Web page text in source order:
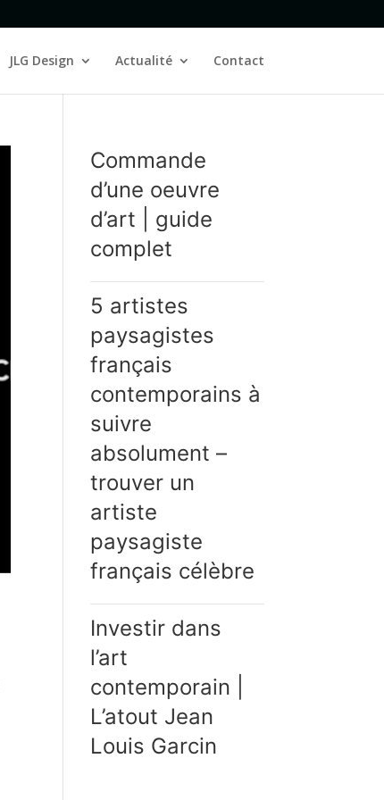
JLG Design Actualité Contact
Commande
d’une oeuvre
d’art | guide
complet
5 artistes
paysagistes
français
contemporains à
suivre
absolument –
trouver un
artiste
paysagiste
français célèbre
Investir dans
l’art
contemporain |
L’atout Jean
Louis Garcin